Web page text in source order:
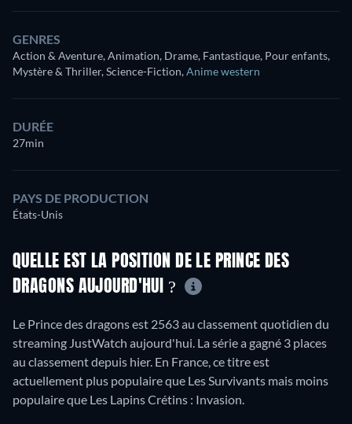
GENRES
Action & Aventure, Animation, Drame, Fantastique, Pour enfants,
Mystère & Thriller, Science-Fiction,Anime western
DURÉE
27min
PAYS DE PRODUCTION
États-Unis
QUELLE EST LA POSITION DE LE PRINCE DES
DRAGONS AUJOURD'HUI ?
Le Prince des dragons est 2563 au classement quotidien du
streaming JustWatch aujourd'hui. La série a gagné 3 places
au classement depuis hier. En France, ce titre est
actuellement plus populaire que Les Survivants mais moins
populaire que Les Lapins Crétins : Invasion.